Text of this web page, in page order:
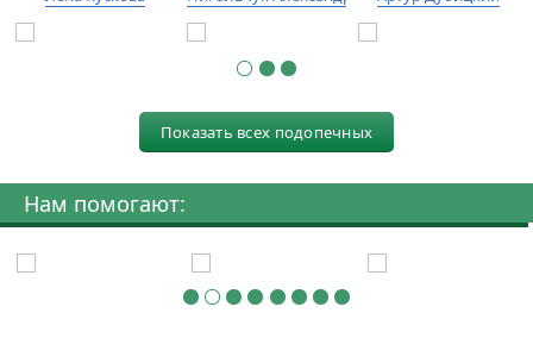
Показать всех подопечных
Нам помогают: